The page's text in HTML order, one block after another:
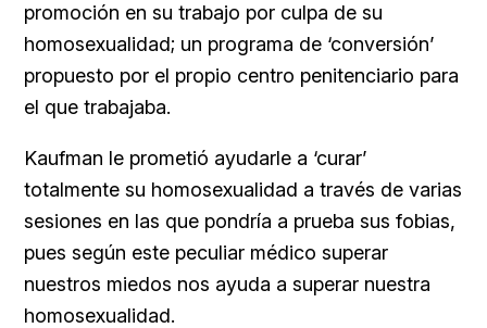
promoción en su trabajo por culpa de su
homosexualidad; un programa de ‘conversión’
propuesto por el propio centro penitenciario para
el que trabajaba.
Kaufman le prometió ayudarle a ‘curar’
totalmente su homosexualidad a través de varias
sesiones en las que pondría a prueba sus fobias,
pues según este peculiar médico superar
nuestros miedos nos ayuda a superar nuestra
homosexualidad.